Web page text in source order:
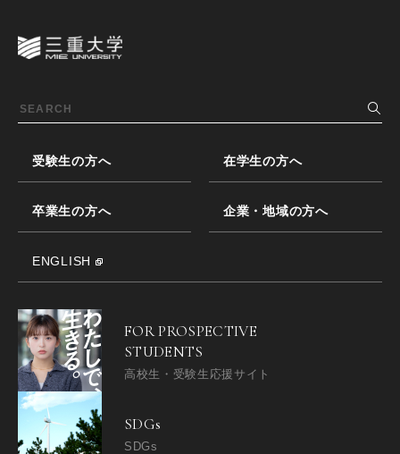
受験生の方へ 在学生の方へ
卒業生の方へ 企業・地域の方へ
ENGLISH
FOR PROSPECTIVE
STUDENTS
高校生・受験生応援サイト
SDGs
SDGs